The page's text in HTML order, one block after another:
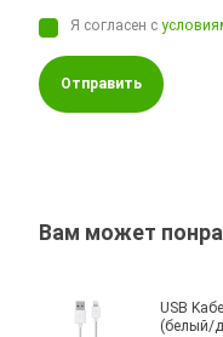
Я согласен с
Отправить
Вам может
USB
(белый/